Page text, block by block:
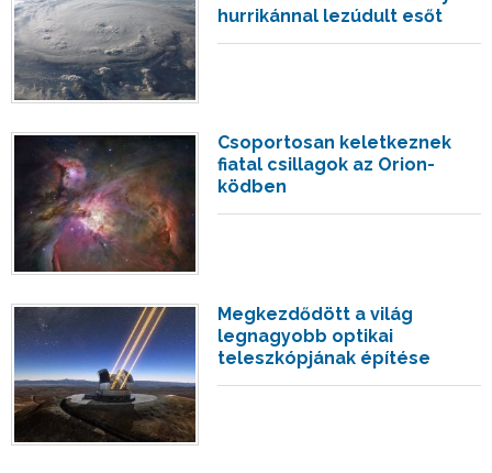
hurrikánnal lezúdult esőt
Csoportosan keletkeznek
fiatal csillagok az Orion-
ködben
Megkezdődött a világ
legnagyobb optikai
teleszkópjának építése